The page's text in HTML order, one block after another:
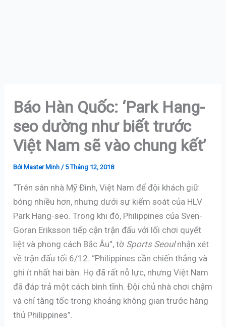
Báo Hàn Quốc: ‘Park Hang-
seo dường như biết trước
Việt Nam sẽ vào chung kết’
BởiMaster Minh / 5 Tháng 12, 2018
“Trên sân nhà Mỹ Đình, Việt Nam để đội khách giữ
bóng nhiều hơn, nhưng dưới sự kiểm soát của HLV
Park Hang-seo. Trong khi đó, Philippines của Sven-
Goran Eriksson tiếp cận trận đấu với lối chơi quyết
liệt và phong cách Bắc Âu”, tờ Sports Seoulnhận xét
về trận đấu tối 6/12. “Philippines cần chiến thắng và
ghi ít nhất hai bàn. Họ đã rất nỗ lực, nhưng Việt Nam
đã đáp trả một cách bình tĩnh. Đội chủ nhà chơi chậm
và chỉ tăng tốc trong khoảng không gian trước hàng
thủ Philippines”.